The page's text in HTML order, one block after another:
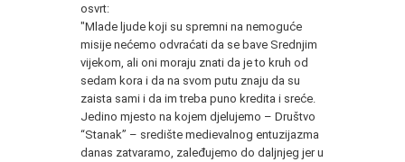
osvrt:
"Mlade ljude koji su spremni na nemoguće
misije nećemo odvraćati da se bave Srednjim
vijekom, ali oni moraju znati da je to kruh od
sedam kora i da na svom putu znaju da su
zaista sami i da im treba puno kredita i sreće.
Jedino mjesto na kojem djelujemo – Društvo
“Stanak” – središte medievalnog entuzijazma
danas zatvaramo, zaleđujemo do daljnjeg jer u